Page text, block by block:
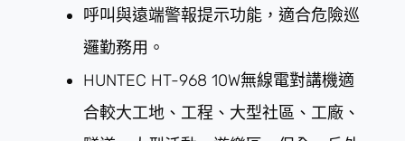
呼叫與遠端警報提示功能，適合危險巡
邏勤務用。
HUNTEC HT-968 10W無線電對講機適
合較大工地、工程、大型社區、工廠、